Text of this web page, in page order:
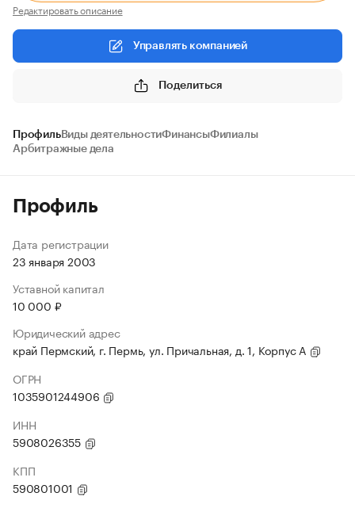
Редактировать описание
Управлять компанией
Поделиться
ПрофильВиды деятельностиФинансыФилиалы
Арбитражные дела
Профиль
Дата регистрации
23 января 2003
Уставной капитал
10 000 ₽
Юридический адрес
край Пермский, г. Пермь, ул. Причальная, д. 1, Корпус А
ОГРН
1035901244906
ИНН
5908026355
КПП
590801001